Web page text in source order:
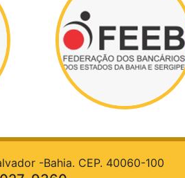
-Bahia. CEP. 40060-100